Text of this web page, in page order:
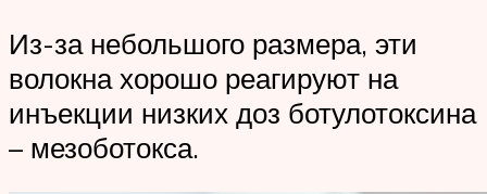
Из-за небольшого размера, эти
волокна хорошо реагируют на
инъекции низких доз ботулотоксина
– мезоботокса.